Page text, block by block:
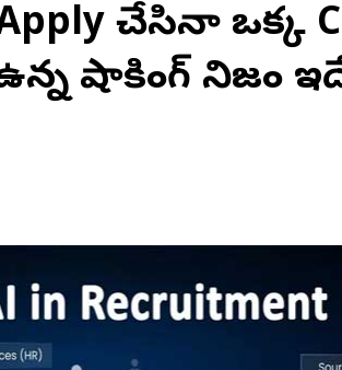
Apply చేసినా ఒక్క
షాకింగ్ నిజం